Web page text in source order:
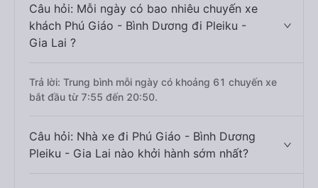
Câu hỏi: Mỗi ngày có bao nhiêu chuyến xe
khách Phú Giáo - Bình Dương đi Pleiku -
Gia Lai ?
Trả lời: Trung bình mỗi ngày có khoảng 61 chuyến xe
bắt đầu từ 7:55 đến 20:50.
Câu hỏi: Nhà xe đi Phú Giáo - Bình Dương
Pleiku - Gia Lai nào khởi hành sớm nhất?